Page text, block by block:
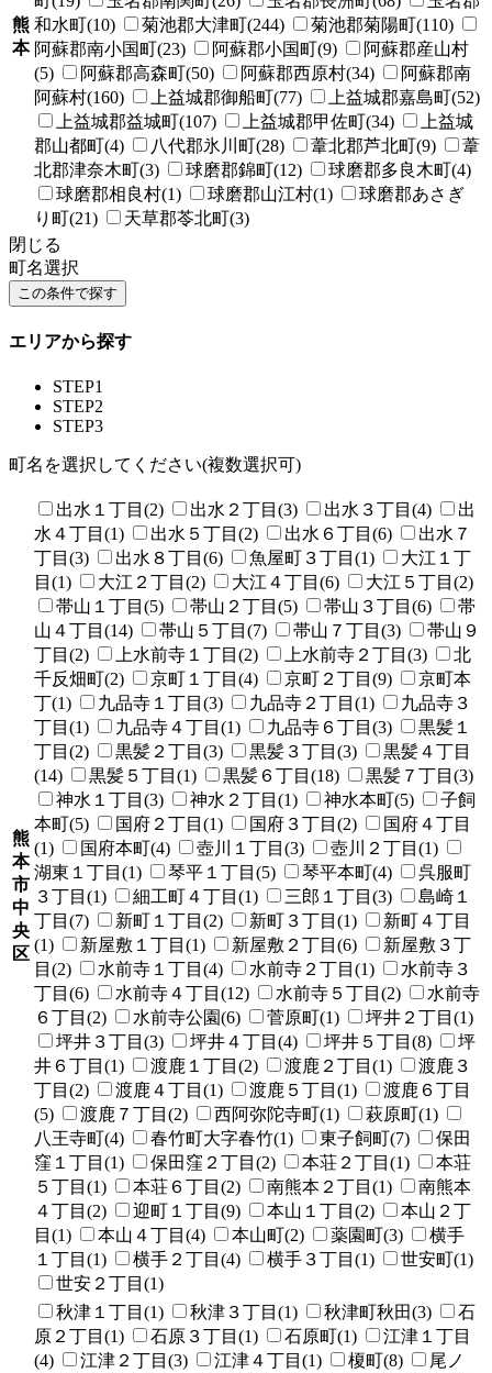
熊
本
和水町(10)
菊池郡大津町(244)
菊池郡菊陽町(110)
阿蘇郡南小国町(23)
阿蘇郡小国町(9)
阿蘇郡産山村
(5)
阿蘇郡高森町(50) 阿蘇郡西原村(34)
阿蘇郡南
阿蘇村(160)
上益城郡御船町(77)
上益城郡嘉島町(52)
上益城郡益城町(107)
上益城郡甲佐町(34)
上益城
郡山都町(4)
八代郡氷川町(28) 葦北郡芦北町(9)
葦
北郡津奈木町(3)
球磨郡錦町(12)
球磨郡多良木町(4)
球磨郡相良村(1)
球磨郡山江村(1)
球磨郡あさぎ
り町(21)
天草郡苓北町(3)
閉じる
町名選択
エリアから探す
STEP1
STEP2
STEP3
町名を選択してください(複数選択可)
熊
本
市
中
央
区
出水１丁目(2) 出水２丁目(3) 出水３丁目(4)
出
水４丁目(1)
出水５丁目(2) 出水６丁目(6)
出水７
丁目(3)
出水８丁目(6) 魚屋町３丁目(1)
大江１丁
目(1)
大江２丁目(2) 大江４丁目(6)
大江５丁目(2)
帯山１丁目(5)
帯山２丁目(5) 帯山３丁目(6)
帯
山４丁目(14)
帯山５丁目(7) 帯山７丁目(3)
帯山９
丁目(2)
上水前寺１丁目(2) 上水前寺２丁目(3)
北
千反畑町(2)
京町１丁目(4) 京町２丁目(9)
京町本
丁(1)
九品寺１丁目(3) 九品寺２丁目(1)
九品寺３
丁目(1)
九品寺４丁目(1) 九品寺６丁目(3)
黒髪１
丁目(2)
黒髪２丁目(3) 黒髪３丁目(3)
黒髪４丁目
(14)
黒髪５丁目(1) 黒髪６丁目(18)
黒髪７丁目(3)
神水１丁目(3)
神水２丁目(1) 神水本町(5)
子飼
本町(5)
国府２丁目(1) 国府３丁目(2)
国府４丁目
(1)
国府本町(4) 壺川１丁目(3)
壺川２丁目(1)
湖東１丁目(1)
琴平１丁目(5) 琴平本町(4)
呉服町
３丁目(1)
細工町４丁目(1) 三郎１丁目(3)
島崎１
丁目(7)
新町１丁目(2) 新町３丁目(1)
新町４丁目
(1)
新屋敷１丁目(1) 新屋敷２丁目(6)
新屋敷３丁
目(2)
水前寺１丁目(4) 水前寺２丁目(1)
水前寺３
丁目(6)
水前寺４丁目(12) 水前寺５丁目(2)
水前寺
６丁目(2)
水前寺公園(6) 菅原町(1)
坪井２丁目(1)
坪井３丁目(3)
坪井４丁目(4) 坪井５丁目(8)
坪
井６丁目(1)
渡鹿１丁目(2) 渡鹿２丁目(1)
渡鹿３
丁目(2)
渡鹿４丁目(1) 渡鹿５丁目(1)
渡鹿６丁目
(5)
渡鹿７丁目(2) 西阿弥陀寺町(1)
萩原町(1)
八王寺町(4)
春竹町大字春竹(1) 東子飼町(7)
保田
窪１丁目(1)
保田窪２丁目(2) 本荘２丁目(1)
本荘
５丁目(1)
本荘６丁目(2) 南熊本２丁目(1)
南熊本
４丁目(2)
迎町１丁目(9) 本山１丁目(2)
本山２丁
目(1)
本山４丁目(4) 本山町(2) 薬園町(3)
横手
１丁目(1)
横手２丁目(4) 横手３丁目(1)
世安町(1)
世安２丁目(1)
秋津１丁目(1) 秋津３丁目(1) 秋津町秋田(3)
石
原２丁目(1)
石原３丁目(1) 石原町(1)
江津１丁目
(4)
江津２丁目(3) 江津４丁目(1) 榎町(8)
尾ノ